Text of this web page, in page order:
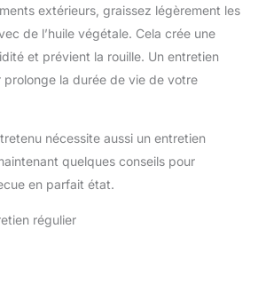
extérieurs, graissez légèrement les
de l’huile végétale. Cela crée une
et prévient la rouille. Un entretien
prolonge la durée de vie de votre
nécessite aussi un entretien
quelques conseils pour
en parfait état.
régulier